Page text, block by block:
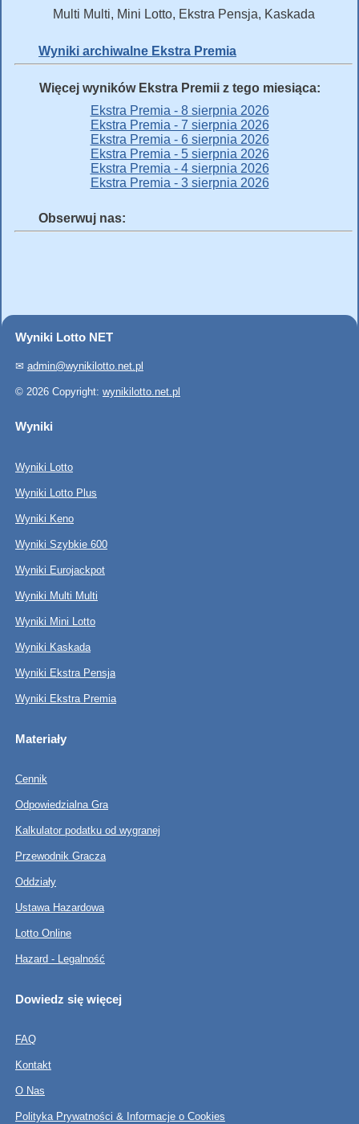
Multi Multi, Mini Lotto, Ekstra Pensja, Kaskada
Wyniki archiwalne Ekstra Premia
Więcej wyników Ekstra Premii z tego miesiąca:
Ekstra Premia - 8 sierpnia 2026
Ekstra Premia - 7 sierpnia 2026
Ekstra Premia - 6 sierpnia 2026
Ekstra Premia - 5 sierpnia 2026
Ekstra Premia - 4 sierpnia 2026
Ekstra Premia - 3 sierpnia 2026
Obserwuj nas:
Wyniki Lotto NET
✉ admin@wynikilotto.net.pl
© 2026 Copyright: wynikilotto.net.pl
Wyniki
Wyniki Lotto
Wyniki Lotto Plus
Wyniki Keno
Wyniki Szybkie 600
Wyniki Eurojackpot
Wyniki Multi Multi
Wyniki Mini Lotto
Wyniki Kaskada
Wyniki Ekstra Pensja
Wyniki Ekstra Premia
Materiały
Cennik
Odpowiedzialna Gra
Kalkulator podatku od wygranej
Przewodnik Gracza
Oddziały
Ustawa Hazardowa
Lotto Online
Hazard - Legalność
Dowiedz się więcej
FAQ
Kontakt
O Nas
Polityka Prywatności & Informacje o Cookies